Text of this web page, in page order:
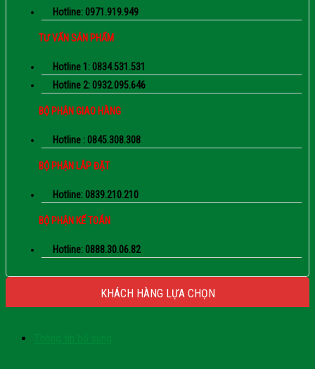
Hotline: 0971.919.949
TƯ VẤN SẢN PHẨM
Hotline 1: 0834.531.531
Hotline 2: 0932.095.646
BỘ PHẬN GIAO HÀNG
Hotline : 0845.308.308
BỘ PHẬN LẮP ĐẶT
Hotline: 0839.210.210
BỘ PHẬN KẾ TOÁN
Hotline: 0888.30.06.82
KHÁCH HÀNG LỰA CHỌN